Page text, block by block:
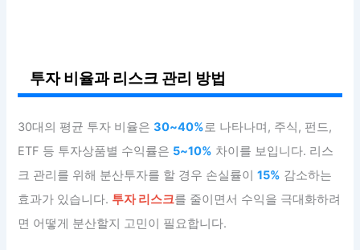
투자 비율과 리스크 관리 방법
30대의 평균 투자 비율은30~40%로 나타나며, 주식, 펀드,
ETF 등 투자상품별 수익률은 5~10% 차이를 보입니다. 리스
크 관리를 위해 분산투자를 할 경우 손실률이15% 감소하는
효과가 있습니다. 투자 리스크를 줄이면서 수익을 극대화하려
면 어떻게 분산할지 고민이 필요합니다.